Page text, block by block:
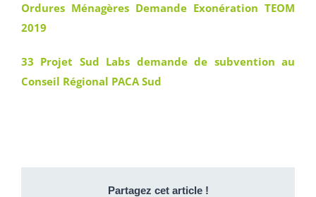
Ordures Ménagères Demande Exonération TEOM
2019
33 Projet Sud Labs demande de subvention au
Conseil Régional PACA Sud
Partagez cet article !